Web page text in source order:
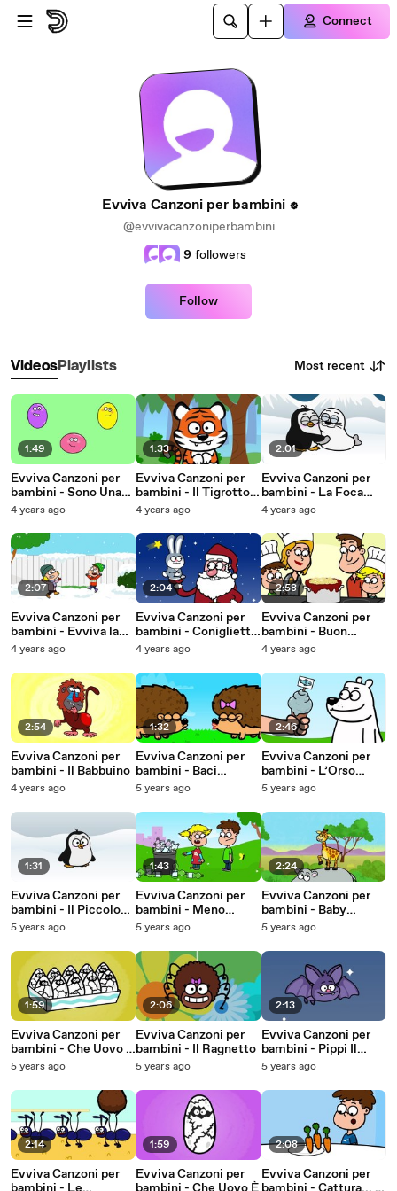
Skip to main content
Connect
Evviva Canzoni per bambini
@evvivacanzoniperbambini
9 followers
Follow
VideosPlaylists Most recent
1:49
Evviva Canzoni per
bambini - Sono Una
Pallina
4 years ago
2:07
Evviva Canzoni per
bambini - Evviva la
Neve
4 years ago
2:54
Evviva Canzoni per
bambini - Il Babbuino
4 years ago
1:31
Evviva Canzoni per
bambini - Il Piccolo
Pinguino
5 years ago
1:59
Evviva Canzoni per
bambini - Che Uovo È
2
5 years ago
2:14
Evviva Canzoni per
1:33
Evviva Canzoni per
bambini - Il Tigrotto
Fauci
4 years ago
2:04
Evviva Canzoni per
bambini - Coniglietto
di Natale, La Notte
4 years ago
1:32
Evviva Canzoni per
bambini - Baci
Pericolosi
5 years ago
1:43
Evviva Canzoni per
bambini - Meno
Plastica
5 years ago
2:06
Evviva Canzoni per
bambini - Il Ragnetto
5 years ago
1:59
Evviva Canzoni per
2:01
Evviva Canzoni per
bambini - La Foca
Ben
4 years ago
2:58
Evviva Canzoni per
bambini - Buon
Appetito
4 years ago
2:46
Evviva Canzoni per
bambini - L’Orso
Polare
5 years ago
2:24
Evviva Canzoni per
bambini - Baby
Giraffa
5 years ago
2:13
Evviva Canzoni per
bambini - Pippi Il
Pipistrello
5 years ago
2:08
Evviva Canzoni per